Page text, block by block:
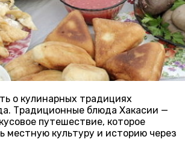
о кулинарных традициях
Традиционные блюда Хакасии —
путешествие, которое
местную культуру и историю через